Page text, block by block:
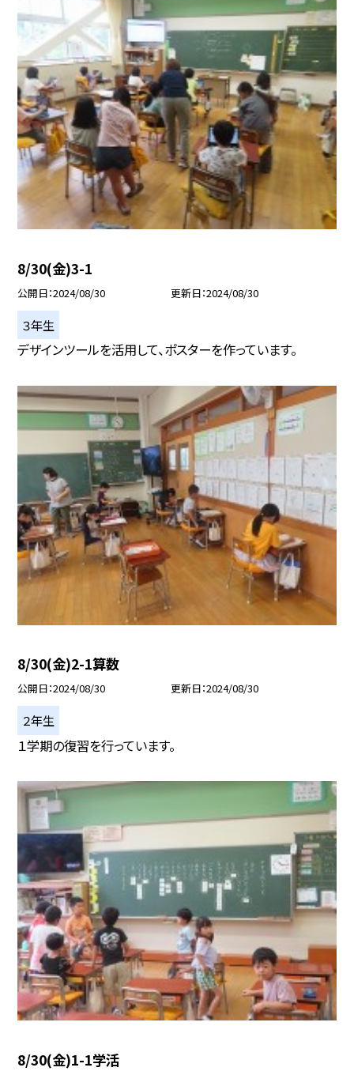
8/30(金)3-1
公開日 2024/08/30 更新日 2024/08/30
３年生
デザインツールを活用して、ポスターを作っています。
8/30(金)2-1算数
公開日 2024/08/30 更新日 2024/08/30
２年生
１学期の復習を行っています。
8/30(金)1-1学活